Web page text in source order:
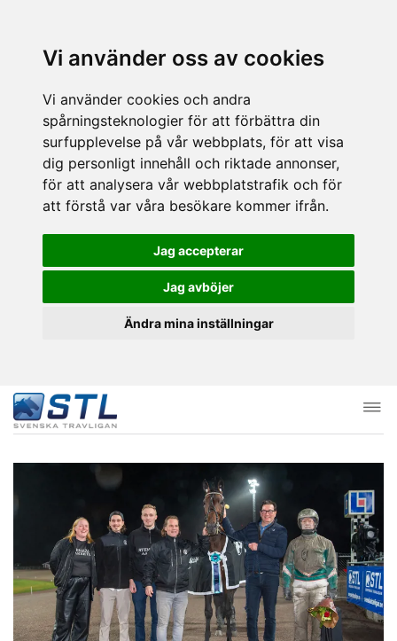
Vi använder oss av cookies
Vi använder cookies och andra
spårningsteknologier för att förbättra din
surfupplevelse på vår webbplats, för att visa
dig personligt innehåll och riktade annonser,
för att analysera vår webbplatstrafik och för
att förstå var våra besökare kommer ifrån.
Jag accepterar
Jag avböjer
Ändra mina inställningar